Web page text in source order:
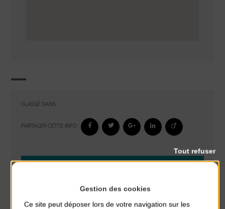
CLASSÉ DANS :
PARTAGER CETTE INFO :
Glisse & Environnement
Place du Général de Gaulle
Gestion des cookies
Ce site peut déposer lors de votre navigation sur les
Tout refuser